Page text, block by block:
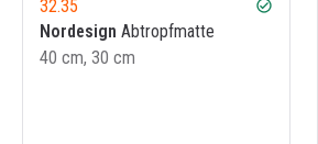
32.35 check_circle
Nordesign Abtropfmatte
40 cm, 30 cm